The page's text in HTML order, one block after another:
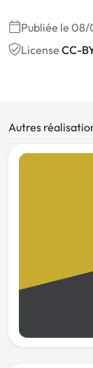
Publiée le
License CC-
Autres